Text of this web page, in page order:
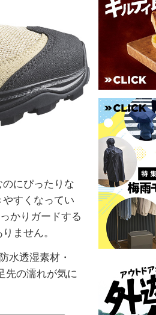
にぴったりな
すくなってい
かりガードする
ません。
水透湿素材・
先の濡れが気に